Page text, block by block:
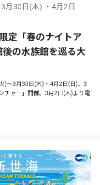
月30日(木) ・4月2日
定「春のナイトア
後の水族館を巡る大
)～3月30日(木)・4月2日(日)、3
チャー」開催。3月2日(木)より電